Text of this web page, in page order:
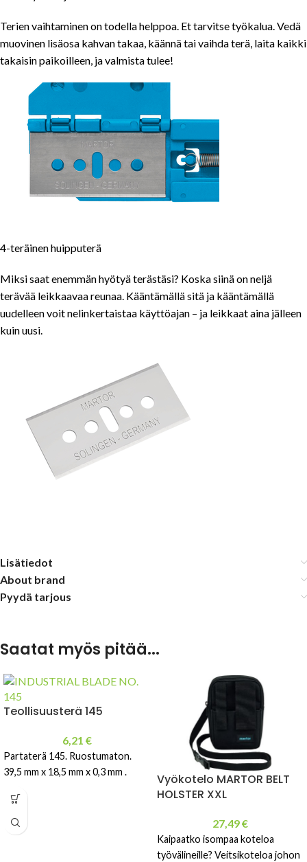
Terien vaihtaminen on todella helppoa. Et tarvitse työkalua. Vedä
muovinen lisäosa kahvan takaa, käännä tai vaihda terä, laita kaikki
takaisin paikoilleen, ja valmista tulee!
4-teräinen huipputerä
Miksi saat enemmän hyötyä terästäsi? Koska siinä on neljä
terävää leikkaavaa reunaa. Kääntämällä sitä ja kääntämällä
uudelleen voit nelinkertaistaa käyttöajan – ja leikkaat aina jälleen
kuin uusi.
Lisätiedot
About brand
Pyydä tarjous
Saatat myös pitää...
Teollisuusterä 145
6,21 €
Partaterä 145. Ruostumaton.
39,5 mm x 18,5 mm x 0,3 mm .
Vyökotelo MARTOR BELT
HOLSTER XXL
27,49€
Kaipaatko isompaa koteloa
työvälineille? Veitsikoteloa johon